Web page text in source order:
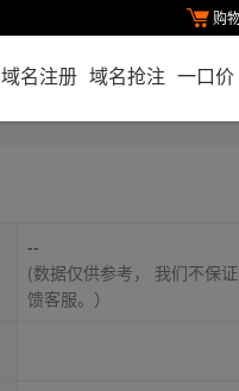
购
域名注册 域名抢注 一口价
--
(数据仅供参考， 我们不保
馈客服。）